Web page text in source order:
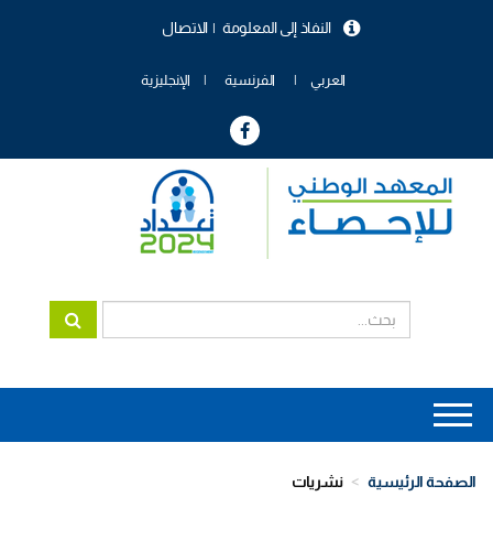
الاتصال النفاذ إلى المعلومة
العربي الفرنسية الإنجليزية
Main
navigation
الصفحة الرئيسية نشريات